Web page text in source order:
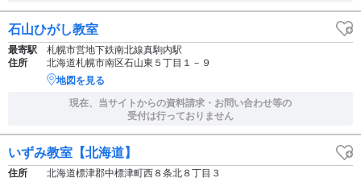
石山ひがし教室
最寄駅 札幌市営地下鉄南北線真駒内駅
住所 北海道札幌市南区石山東５丁目１－９
地図を見る
現在、当サイトからの資料請求・お問い合わせ等の
受付は行っておりません
いずみ教室【北海道】
住所 北海道標津郡中標津町西８条北８丁目３